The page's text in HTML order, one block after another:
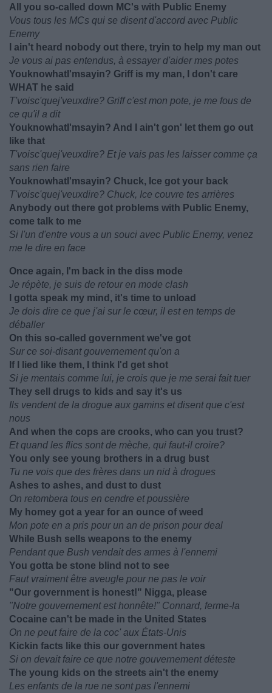
All you so-called down MC's with Public Enemy
Vous tous les MCs qui se disent d'accord avec Public
Enemy
I ain't heard nobody out there, tryin to help my man out
Je vous ai pas entendus, à essayer d'aider mes potes
YouknowhatI'msayin? Griff is my man, I don't care
WHAT he said
T'voisc'quej'veuxdire? Griff c'est mon pote, je me fous de
ce qu'il a dit
YouknowhatI'msayin? And I ain't gon' let them go out
like that
T'voisc'quej'veuxdire? Et je vais pas les laisser comme ça
sans rien faire
YouknowhatI'msayin? Chuck, Ice got your back
T'voisc'quej'veuxdire? Chuck, Ice couvre tes arrières
Anybody out there got problems with Public Enemy,
come talk to me
Si l'un d'entre vous a un souci avec Public Enemy, venez
me le dire en face
Once again, I'm back in the diss mode
Je répète, je suis de retour en mode clash
I gotta speak my mind, it's time to unload
Je dois dire ce que j'ai sur le cœur, il est en temps de
déballer
On this so-called government we've got
Sur ce soi-disant gouvernement qu'on a
If I lied like them, I think I'd get shot
Si je mentais comme lui, je crois que je me serai fait tuer
They sell drugs to kids and say it's us
Ils vendent de la drogue aux gamins et disent que c'est
nous
And when the cops are crooks, who can you trust?
Et quand les flics sont de mèche, qui faut-il croire?
You only see young brothers in a drug bust
Tu ne vois que des frères dans un nid à drogues
Ashes to ashes, and dust to dust
On retombera tous en cendre et poussière
My homey got a year for an ounce of weed
Mon pote en a pris pour un an de prison pour deal
While Bush sells weapons to the enemy
Pendant que Bush vendait des armes à l'ennemi
You gotta be stone blind not to see
Faut vraiment être aveugle pour ne pas le voir
"Our government is honest!" Nigga, please
"Notre gouvernement est honnête!" Connard, ferme-la
Cocaine can't be made in the United States
On ne peut faire de la coc' aux États-Unis
Kickin facts like this our government hates
Si on devait faire ce que notre gouvernement déteste
The young kids on the streets ain't the enemy
Les enfants de la rue ne sont pas l'ennemi